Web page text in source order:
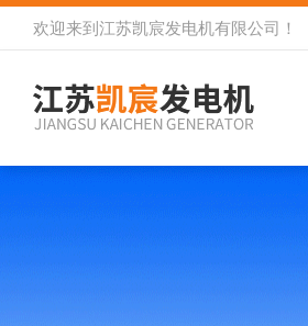
欢迎来到 江苏凯宸发电机有限公司 ！